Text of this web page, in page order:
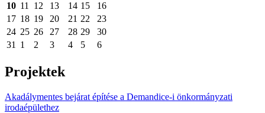
10 11 12 13 14 15
16
17 18 19 20 21 22
23
24 25 26 27 28 29
30
31
1 2 3 4 5 6
Projektek
Akadálymentes bejárat építése a Demandice-i önkormányzati
irodaépülethez